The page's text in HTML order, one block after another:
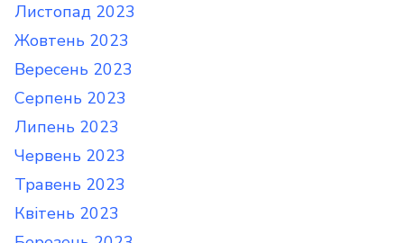
Листопад 2023
Жовтень 2023
Вересень 2023
Серпень 2023
Липень 2023
Червень 2023
Травень 2023
Квітень 2023